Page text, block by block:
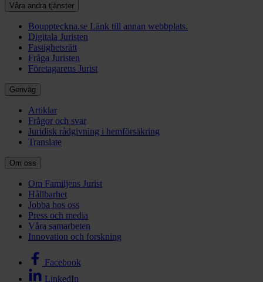
Våra andra tjänster
Bouppteckna.se Länk till annan webbplats.
Digitala Juristen
Fastighetsrätt
Fråga Juristen
Företagarens Jurist
Genväg
Artiklar
Frågor och svar
Juridisk rådgivning i hemförsäkring
Translate
Om oss
Om Familjens Jurist
Hållbarhet
Jobba hos oss
Press och media
Våra samarbeten
Innovation och forskning
Facebook
LinkedIn